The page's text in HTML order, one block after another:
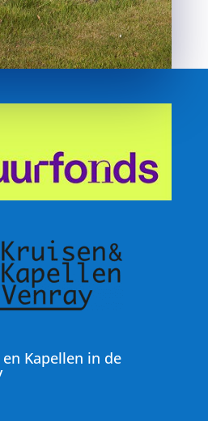
Kapellen in de